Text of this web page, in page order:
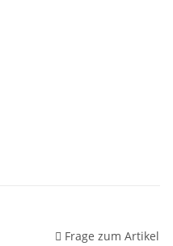
Frage zum Artikel